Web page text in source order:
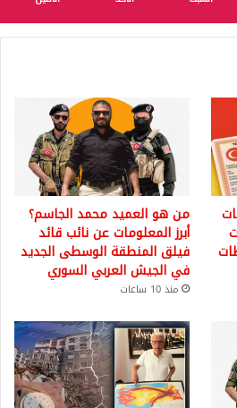
من هو العميد محمد الجاسم؟
أبرز المعلومات عن نائب قائد
فيلق المنطقة الوسطى الجديد
في الجيش العربي السوري
منذ 10 ساعات